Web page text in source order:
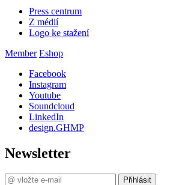
Press centrum
Z médií
Logo ke stažení
Member Eshop
Facebook
Instagram
Youtube
Soundcloud
LinkedIn
design.GHMP
Newsletter
Přihlásit